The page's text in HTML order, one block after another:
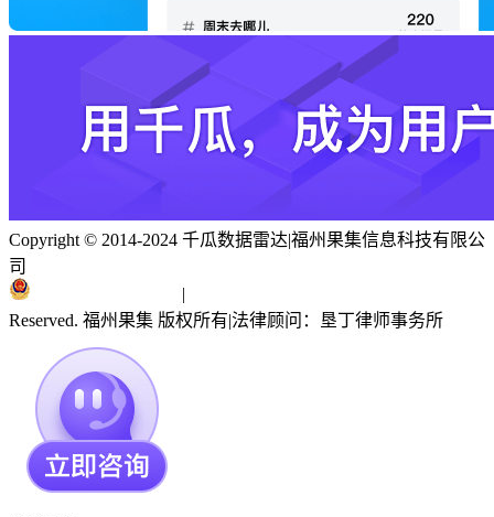
Copyright © 2014-2024 千瓜数据雷达|福州果集信息科技有限公
司
|
Reserved. 福州果集 版权所有|法律顾问：垦丁律师事务所